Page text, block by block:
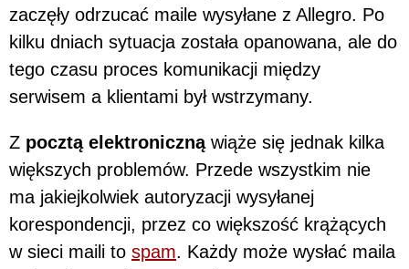
zaczęły odrzucać maile wysyłane z Allegro. Po
kilku dniach sytuacja została opanowana, ale do
tego czasu proces komunikacji między
serwisem a klientami był wstrzymany.
Z pocztą elektronicznąwiąże się jednak kilka
większych problemów. Przede wszystkim nie
ma jakiejkolwiek autoryzacji wysyłanej
korespondencji, przez co większość krążących
w sieci maili to spam. Każdy może wysłać maila